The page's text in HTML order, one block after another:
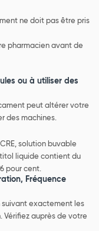
ne doit pas être pris
pharmacien avant de
ou à utiliser des
peut altérer votre
des machines.
solution buvable
liquide contient du
pour cent.
Fréquence
suivant exactement les
Vérifiez auprès de votre